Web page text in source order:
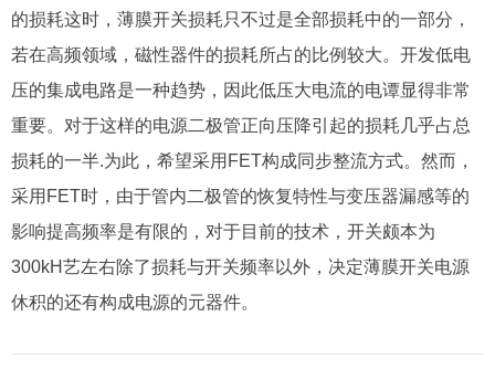
的损耗这时，薄膜开关损耗只不过是全部损耗中的一部分，
若在高频领域，磁性器件的损耗所占的比例较大。开发低电
压的集成电路是一种趋势，因此低压大电流的电谭显得非常
重要。对于这样的电源二极管正向压降引起的损耗几乎占总
损耗的一半.为此，希望采用FET构成同步整流方式。然而，
采用FET时，由于管内二极管的恢复特性与变压器漏感等的
影响提高频率是有限的，对于目前的技术，开关颇本为
300kH艺左右除了损耗与开关频率以外，决定薄膜开关电源
休积的还有构成电源的元器件。